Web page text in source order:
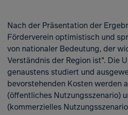
Nach der Präsentation der
Förderverein optimistisch und
von nationaler Bedeutung, der
Verständnis der Region ist". Die
genaustens studiert und
bevorstehenden Kosten werden
(öffentliches Nutzungsszenario)
(kommerzielles